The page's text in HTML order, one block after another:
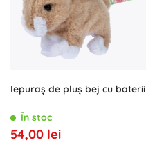
Iepuraș de pluș bej cu baterii
În stoc
54,00 lei